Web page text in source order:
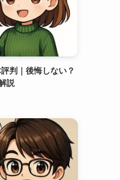
判｜後悔しない？
説